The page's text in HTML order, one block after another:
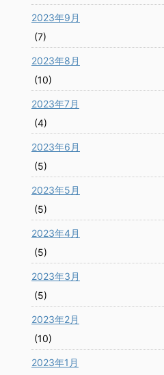
2023年9月
(7)
2023年8月
(10)
2023年7月
(4)
2023年6月
(5)
2023年5月
(5)
2023年4月
(5)
2023年3月
(5)
2023年2月
(10)
2023年1月